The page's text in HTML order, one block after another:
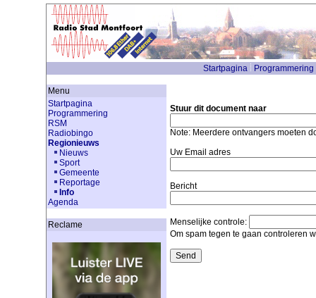
Startpagina Programmering
Menu
Startpagina
Programmering
RSM
Radiobingo
Regionieuws
Nieuws
Sport
Gemeente
Reportage
Info
Agenda
Reclame
Stuur dit document naar
Note: Meerdere ontvangers moeten
Uw Email adres
Bericht
Menselijke controle:
Om spam tegen te gaan controleren